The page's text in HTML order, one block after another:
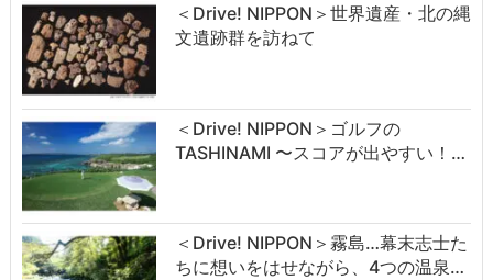
＜Drive! NIPPON＞世界遺産・北の縄
文遺跡群を訪ねて
＜Drive! NIPPON＞ゴルフの
TASHINAMI 〜スコアが出やすい！…
＜Drive! NIPPON＞霧島…幕末志士た
ちに想いをはせながら、4つの温泉…